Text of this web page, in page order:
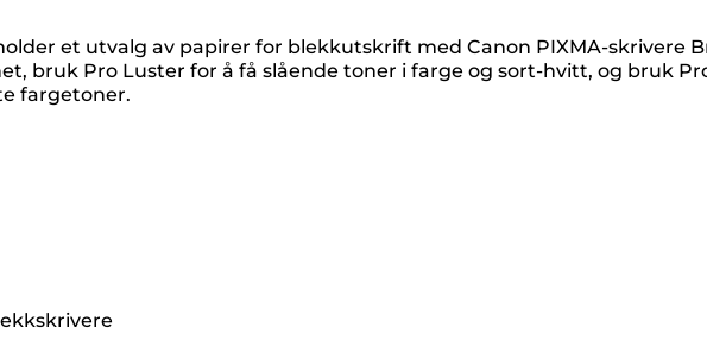
et utvalg av papirer for blekkutskrift med Canon PIXMA-skrivere
bruk Pro Luster for å få slående toner i farge og sort-hvitt, og bruk
fargetoner.